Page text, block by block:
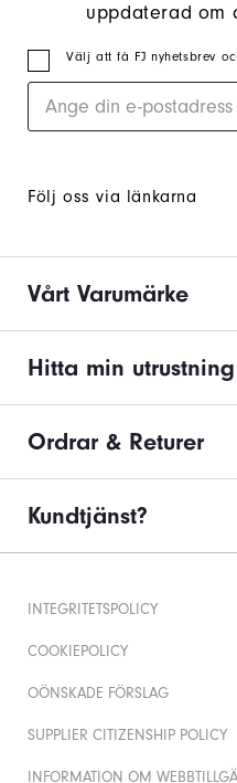
uppdaterad om
Välj att få FJ nyhetsbrev
Följ oss via länkarna
Vårt Varumärke
Hitta min utrustning
Ordrar & Returer
Kundtjänst?
INTEGRITETSPOLICY
COOKIEPOLICY
OÖNSKADE FÖRSLAG
SUPPLIER CITIZENSHIP POLICY
INFORMATION OM